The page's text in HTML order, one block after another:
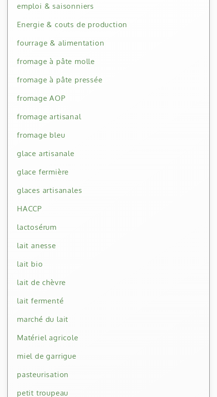
emploi & saisonniers
Energie & couts de production
fourrage & alimentation
fromage à pâte molle
fromage à pâte pressée
fromage AOP
fromage artisanal
fromage bleu
glace artisanale
glace fermière
glaces artisanales
HACCP
lactosérum
lait anesse
lait bio
lait de chèvre
lait fermenté
marché du lait
Matériel agricole
miel de garrigue
pasteurisation
petit troupeau